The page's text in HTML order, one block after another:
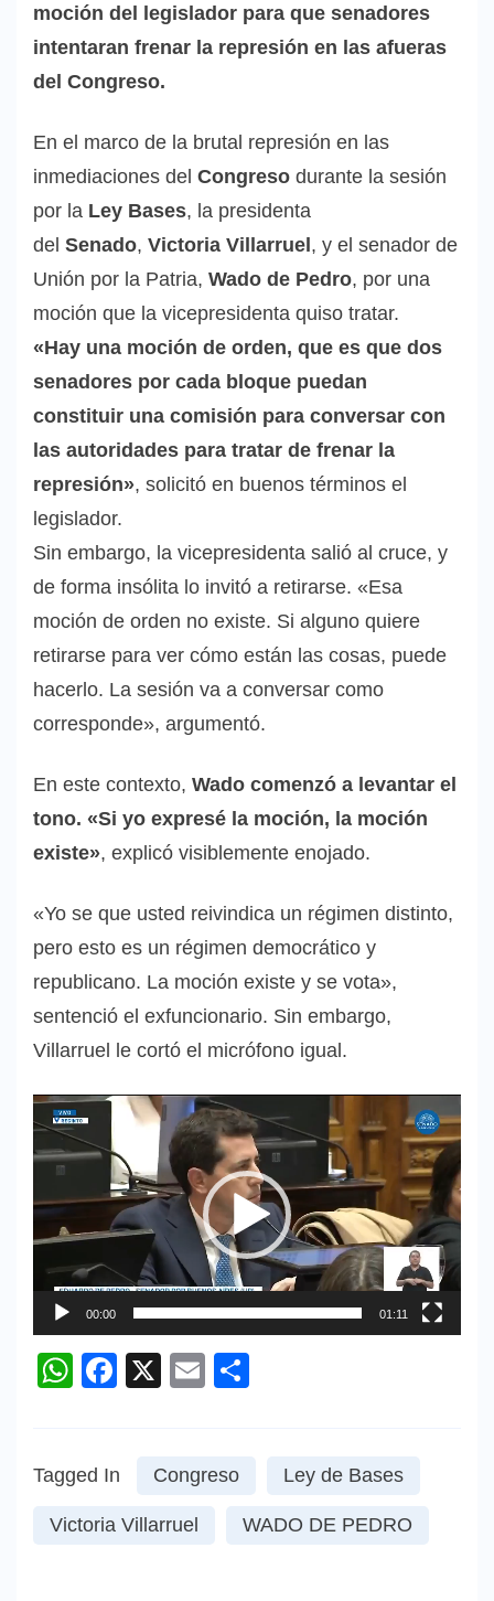
moción del legislador para que senadores
intentaran frenar la represión en las afueras
del Congreso.
En el marco de la brutal represión en las
inmediaciones del Congreso durante la sesión
por la Ley Bases, la presidenta
del Senado, Victoria Villarruel, y el senador de
Unión por la Patria, Wado de Pedro, por una
moción que la vicepresidenta quiso tratar.
«Hay una moción de orden, que es que dos
senadores por cada bloque puedan
constituir una comisión para conversar con
las autoridades para tratar de frenar la
represión», solicitó en buenos términos el
legislador.
Sin embargo, la vicepresidenta salió al cruce, y
de forma insólita lo invitó a retirarse. «Esa
moción de orden no existe. Si alguno quiere
retirarse para ver cómo están las cosas, puede
hacerlo. La sesión va a conversar como
corresponde», argumentó.
En este contexto, Wado comenzó a levantar el
tono. «Si yo expresé la moción, la moción
existe», explicó visiblemente enojado.
«Yo se que usted reivindica un régimen distinto,
pero esto es un régimen democrático y
republicano. La moción existe y se vota»,
sentenció el exfuncionario. Sin embargo,
Villarruel le cortó el micrófono igual.
Reproductor
vídeo
00:00 01:11
WhatsApp
Facebook
X Email
Tagged In Congreso Ley de Bases
Victoria Villarruel WADO DE PEDRO